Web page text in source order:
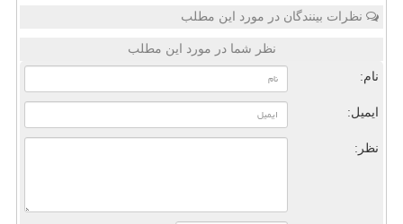
نظرات بینندگان در مورد این مطلب
نظر شما در مورد این مطلب
نام:
ایمیل:
نظر: